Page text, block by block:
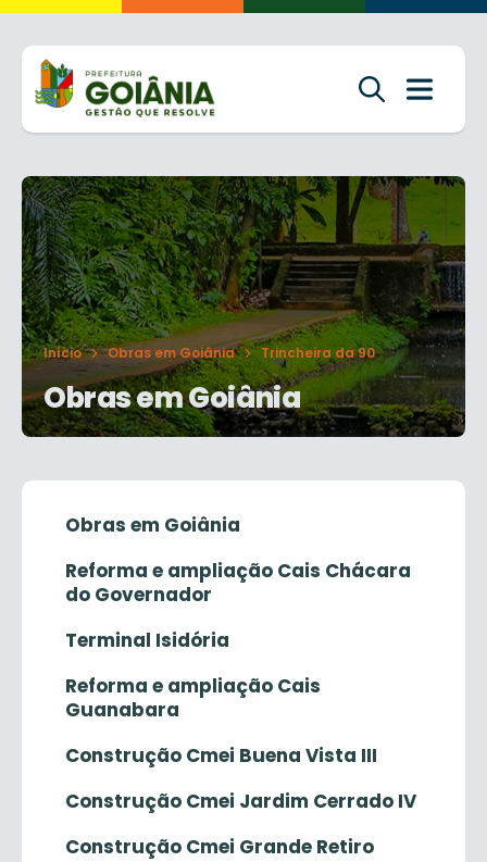
Início Obras em Goiânia Trincheira da 90
Obras em Goiânia
Obras em Goiânia
Reforma e ampliação Cais Chácara
do Governador
Terminal Isidória
Reforma e ampliação Cais
Guanabara
Construção Cmei Buena Vista III
Construção Cmei Jardim Cerrado IV
Construção Cmei Grande Retiro